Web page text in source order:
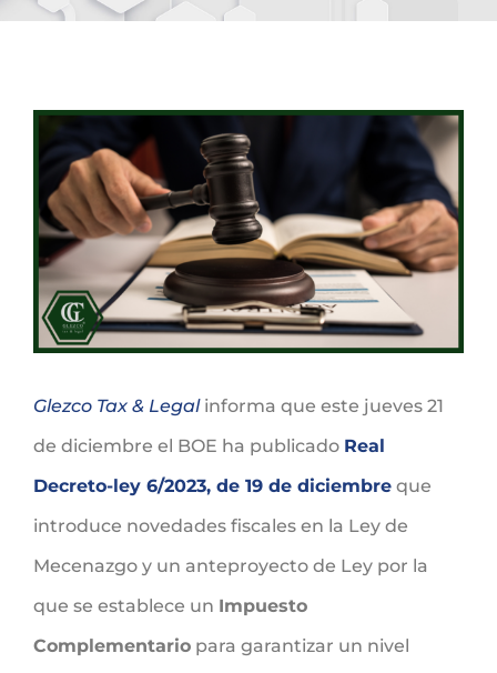
Ver
imagen
más
grande
Glezco Tax & Legalinforma que este jueves 21
de diciembre el BOE ha publicado Real
Decreto-ley 6/2023, de 19 de diciembre que
introduce novedades fiscales en la Ley de
Mecenazgo y un anteproyecto de Ley por la
que se establece un Impuesto
Complementario para garantizar un nivel